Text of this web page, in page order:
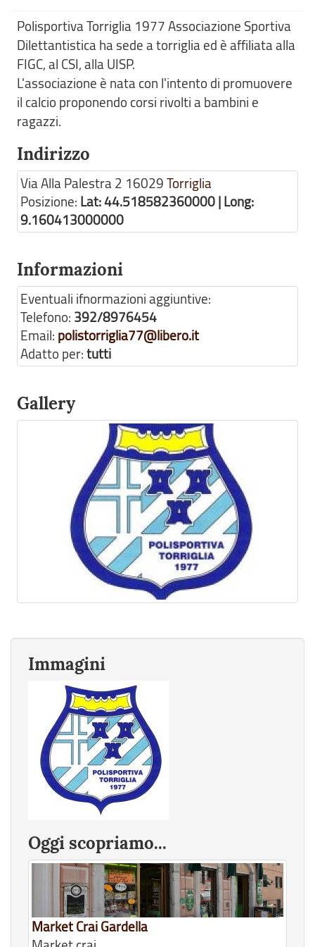
Polisportiva Torriglia 1977 Associazione Sportiva
Dilettantistica ha sede a torriglia ed è affiliata alla
FIGC, al CSI, alla UISP.
L'associazione è nata con l'intento di promuovere
il calcio proponendo corsi rivolti a bambini e
ragazzi.
Indirizzo
Via Alla Palestra 2 16029Torriglia
Posizione: Lat: 44.518582360000 | Long:
9.160413000000
Informazioni
Eventuali ifnormazioni aggiuntive:
Telefono: 392/8976454
Email: polistorriglia77@libero.it
Adatto per:tutti
Gallery
Immagini
Oggi scopriamo...
Market Crai Gardella